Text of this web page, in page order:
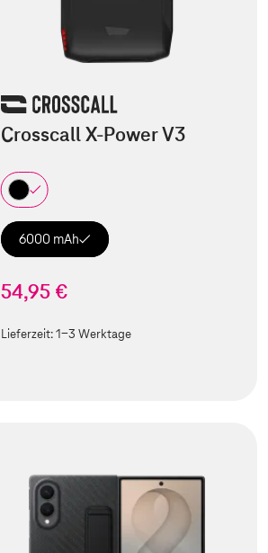
Crosscall X-Power V3
6000 mAh
54,95 €
Lieferzeit:1-3 Werktage